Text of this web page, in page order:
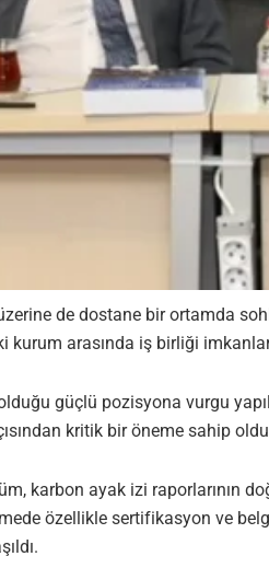
de dostane bir ortamda
arasında iş birliği
güçlü pozisyona vurgu
kritik bir öneme sahip
karbon ayak izi raporlarının
özellikle sertifikasyon ve